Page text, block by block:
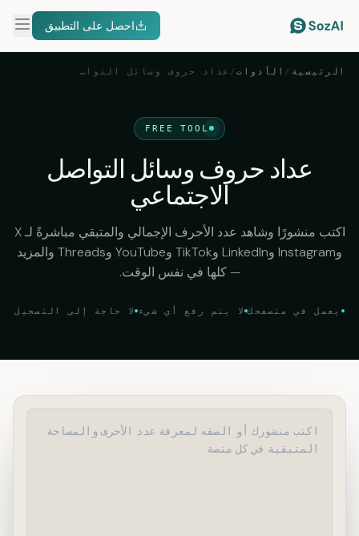
احصل على التطبيق
الرئيسية / الأدوات/ عداد حروف وسائل التواصل الاجتماعي
FREE TOOL
عداد حروف وسائل التواصل
الاجتماعي
اكتب منشورًا وشاهد عدد الأحرف الإجمالي والمتبقي مباشرةً لـ X
وInstagram وLinkedIn وTikTok وYouTube وThreads والمزيد
— كلها في نفس الوقت.
يعمل في متصفحك لا يتم رفع أي شيء لا حاجة إلى التسجيل